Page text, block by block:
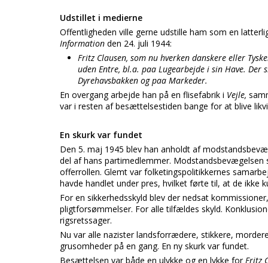
Udstillet i medierne
Offentligheden ville gerne udstille ham som en
Information den 24. juli 1944:
Fritz Clausen, som nu hverken danskere eller
uden Entre, bl.a. paa Lugearbejde i sin Have.
Dyrehavsbakken og paa Markeder.
En overgang arbejde han på en flisefabrik i Vejle,
var i resten af besættelsestiden bange for at blive
En skurk var fundet
Den 5. maj 1945 blev han anholdt af
del af hans partimedlemmer.
offerrollen. Glemt var folketingspolitikkernes
havde handlet under pres, hvilket førte til, at de ikke
For en sikkerhedsskyld blev der nedsat
pligtforsømmelser. For alle tilfældes skyld.
rigsretssager.
Nu var alle nazister landsforrædere, stikkere,
grusomheder på en gang. En ny skurk var fundet.
Besættelsen var både en ulykke og en lykke forFritz